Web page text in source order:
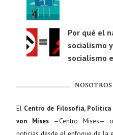
Por qué el
socialismo
socialismo
NOSOTROS
El Centro de Filosofía, Política
von Mises—Centro Mises—